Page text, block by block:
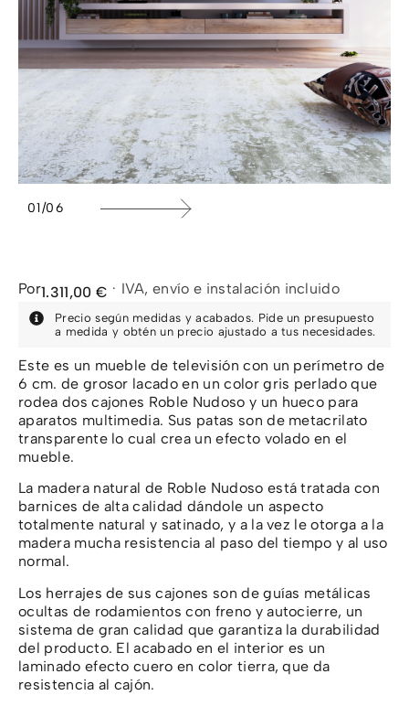
1/ 6
Por1.311,00 € · IVA, envío e instalación incluido
Precio según medidas y acabados. Pide un presupuesto
a medida y obtén un precio ajustado a tus necesidades.
Este es un mueble de televisión con un perímetro de
6 cm. de grosor lacado en un color gris perlado que
rodea dos cajones Roble Nudoso y un hueco para
aparatos multimedia. Sus patas son de metacrilato
transparente lo cual crea un efecto volado en el
mueble.
La madera natural de Roble Nudoso está tratada con
barnices de alta calidad dándole un aspecto
totalmente natural y satinado, y a la vez le otorga a la
madera mucha resistencia al paso del tiempo y al uso
normal.
Los herrajes de sus cajones son de guías metálicas
ocultas de rodamientos con freno y autocierre, un
sistema de gran calidad que garantiza la durabilidad
del producto. El acabado en el interior es un
laminado efecto cuero en color tierra, que da
resistencia al cajón.